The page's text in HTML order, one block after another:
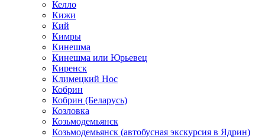
Келло
Кижи
Кий
Кимры
Кинешма
Кинешма или Юрьевец
Киренск
Климецкий Нос
Кобрин
Кобрин (Беларусь)
Козловка
Козьмодемьянск
Козьмодемьянск (автобусная экскурсия в Ядрин)